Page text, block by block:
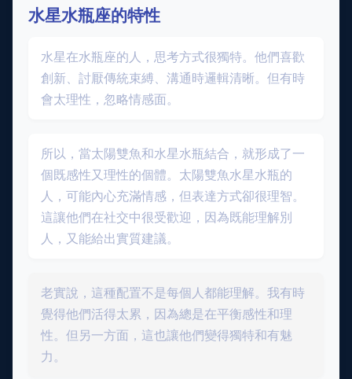
水星水瓶座的特性
水星在水瓶座的人，思考方式很獨特。他們喜歡
創新、討厭傳統束縛、溝通時邏輯清晰。但有時
會太理性，忽略情感面。
所以，當太陽雙魚和水星水瓶結合，就形成了一
個既感性又理性的個體。太陽雙魚水星水瓶的
人，可能內心充滿情感，但表達方式卻很理智。
這讓他們在社交中很受歡迎，因為既能理解別
人，又能給出實質建議。
老實說，這種配置不是每個人都能理解。我有時
覺得他們活得太累，因為總是在平衡感性和理
性。但另一方面，這也讓他們變得獨特和有魅
力。